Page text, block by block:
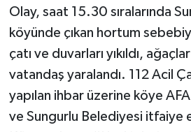
Olay, saat 15.30 sıralarında
köyünde çıkan hortum
çatı ve duvarları yıkıldı,
vatandaş yaralandı. 112 Acil
yapılan ihbar üzerine köye
ve Sungurlu Belediyesi itfaiye